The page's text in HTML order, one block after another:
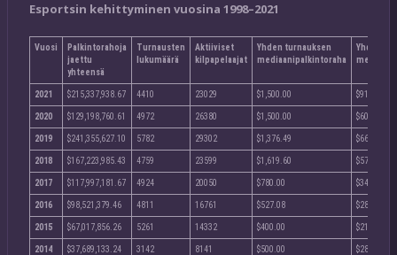
Esportsin kehittyminen vuosina 1998–2021
Vuosi
Palkintorahoja
jaettu
yhteensä
Turnausten
lukumäärä
Aktiiviset
kilpapelaajat
Yhden turnauksen
mediaanipalkintoraha
Yhden
2021 $215,337,938.67 4410 23029 $1,500.00 $915.00
2020 $129,198,760.61 4972 26380 $1,500.00 $600.00
2019 $241,355,627.10 5782 29302 $1,376.49 $662.40
2018 $167,223,985.43 4759 23599 $1,619.60 $573.70
2017 $117,997,181.67 4924 20050 $780.00 $348.46
2016 $98,521,379.46 4811 16761 $527.08 $281.00
2015 $67,017,856.26 5261 14332 $400.00 $215.08
2014 $37,689,133.24 3142 8141 $500.00 $281.50